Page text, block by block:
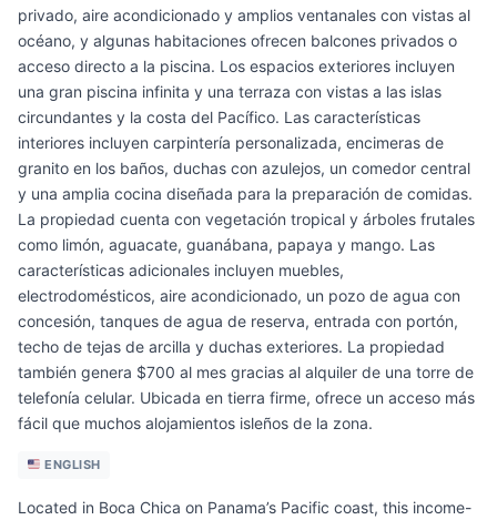
privado, aire acondicionado y amplios ventanales con vistas al
océano, y algunas habitaciones ofrecen balcones privados o
acceso directo a la piscina. Los espacios exteriores incluyen
una gran piscina infinita y una terraza con vistas a las islas
circundantes y la costa del Pacífico. Las características
interiores incluyen carpintería personalizada, encimeras de
granito en los baños, duchas con azulejos, un comedor central
y una amplia cocina diseñada para la preparación de comidas.
La propiedad cuenta con vegetación tropical y árboles frutales
como limón, aguacate, guanábana, papaya y mango. Las
características adicionales incluyen muebles,
electrodomésticos, aire acondicionado, un pozo de agua con
concesión, tanques de agua de reserva, entrada con portón,
techo de tejas de arcilla y duchas exteriores. La propiedad
también genera $700 al mes gracias al alquiler de una torre de
telefonía celular. Ubicada en tierra firme, ofrece un acceso más
fácil que muchos alojamientos isleños de la zona.
ENGLISH
Located in Boca Chica on Panama’s Pacific coast, this income-